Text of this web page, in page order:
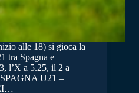
alle 18) si gioca la
tra Spagna e
l’X a 5.25, il 2 a
U21 –